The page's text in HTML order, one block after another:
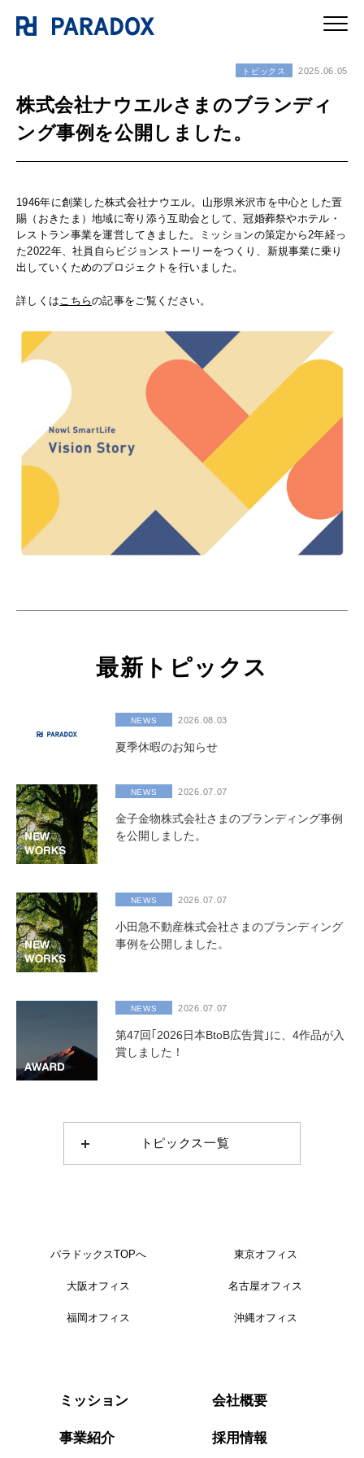
トピックス 2025.06.05
株式会社ナウエルさまのブランディ
ング事例を公開しました。
1946年に創業した株式会社ナウエル。山形県米沢市を中心とした置
賜（おきたま）地域に寄り添う互助会として、冠婚葬祭やホテル・
レストラン事業を運営してきました。ミッションの策定から2年経っ
た2022年、社員自らビジョンストーリーをつくり、新規事業に乗り
出していくためのプロジェクトを行いました。
詳しくは こちらの記事をご覧ください。
最新トピックス
NEWS 2026.08.03
夏季休暇のお知らせ
NEWS 2026.07.07
金子金物株式会社さまのブランディング事例
を公開しました。
NEWS 2026.07.07
小田急不動産株式会社さまのブランディング
事例を公開しました。
NEWS 2026.07.07
第47回｢2026日本BtoB広告賞｣に、4作品が入
賞しました！
トピックス一覧
パラドックスTOPへ 東京オフィス
大阪オフィス 名古屋オフィス
福岡オフィス 沖縄オフィス
ミッション
事業紹介
会社概要
採用情報